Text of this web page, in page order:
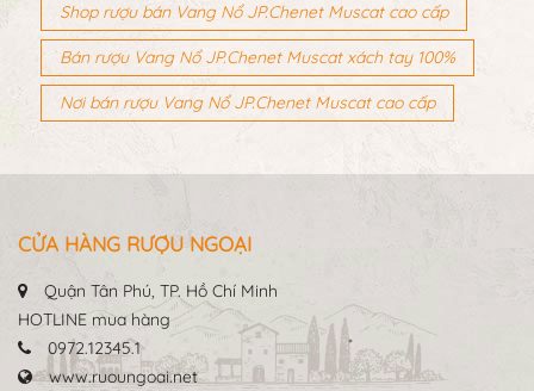
Shop rượu bán Vang Nổ JP.Chenet Muscat cao cấp
Bán rượu Vang Nổ JP.Chenet Muscat xách tay 100%
Nơi bán rượu Vang Nổ JP.Chenet Muscat cao cấp
CỬA HÀNG RƯỢU NGOẠI
Quận Tân Phú, TP. Hồ Chí Minh
HOTLINE mua hàng
0972.12345.1
www.ruoungoai.net